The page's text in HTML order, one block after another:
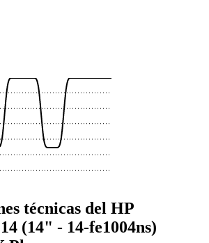
técnicas del HP
(14" - 14-fe1004ns)